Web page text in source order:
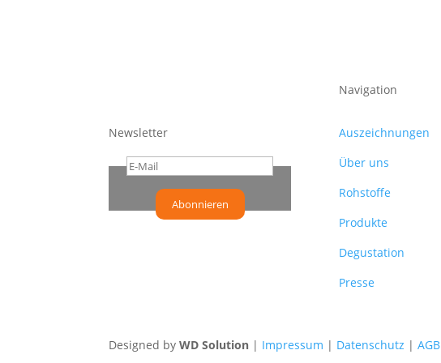
gewählt
werden
Newsletter
Abonnieren
Navigation
Auszeichnungen
Über uns
Rohstoffe
Produkte
Degustation
Presse
Designed byWD Solution | Impressum | Datenschutz |AGB